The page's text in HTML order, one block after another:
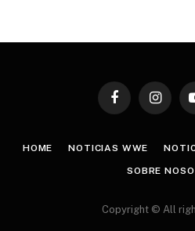
Facebook
HOME NOTICIAS WWE
SOBRE
Copyright © All